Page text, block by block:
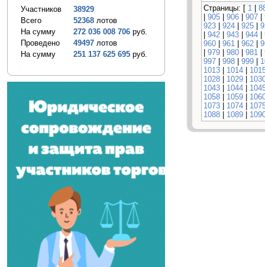
Участников
38929
Всего
52368 лотов
На сумму
272 036 008 706 руб.
Проведено
49497 лотов
На сумму
251 137 625 695 руб.
Страницы: [ 1 |
| 905 | 906 | 907 |
923 | 924 | 925 |
| 942 | 943 | 944 |
960 | 961 | 962 |
| 979 | 980 | 981 |
997 | 998 | 999 |
1013 | 1014 |
1028 | 1029 |
1043 | 1044 |
1058 | 1059 |
1073 | 1074 |
1088 | 1089 |